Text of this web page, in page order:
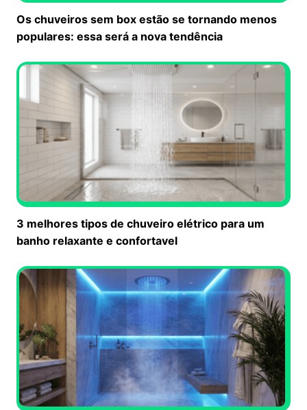
Os chuveiros sem box estão se tornando menos
populares: essa será a nova tendência
3 melhores tipos de chuveiro elétrico para um
banho relaxante e confortavel